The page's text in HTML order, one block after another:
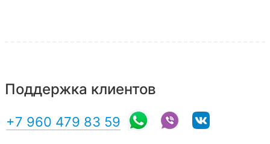
Поддержка клиентов
+7 960 479 83 59